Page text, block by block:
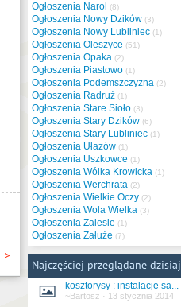
Ogłoszenia Narol (8)
Ogłoszenia Nowy Dzików (3)
Ogłoszenia Nowy Lubliniec (1)
Ogłoszenia Oleszyce (51)
Ogłoszenia Opaka (2)
Ogłoszenia Piastowo (1)
Ogłoszenia Podemszczyzna (2)
Ogłoszenia Radruż (1)
Ogłoszenia Stare Sioło (3)
Ogłoszenia Stary Dzików (6)
Ogłoszenia Stary Lubliniec (1)
Ogłoszenia Ułazów (1)
Ogłoszenia Uszkowce (1)
Ogłoszenia Wólka Krowicka (1)
Ogłoszenia Werchrata (2)
Ogłoszenia Wielkie Oczy (2)
Ogłoszenia Wola Wielka (3)
Ogłoszenia Zalesie (1)
Ogłoszenia Załuże (7)
Najczęściej przeglądane dzisiaj
kosztorysy : instalacje sa...
~Bartosz · 13 stycznia 2014